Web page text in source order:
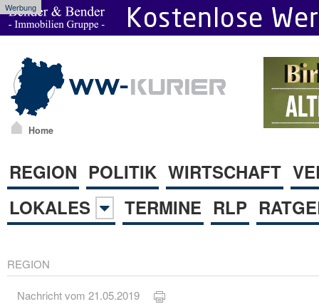
Werbung
Home
REGION POLITIK WIRTSCHAFT
LOKALES
TERMINE RLP
REGION
Nachricht vom 21.05.2019